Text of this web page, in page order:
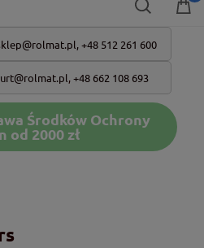
+48 512 261 600
,+48 662 108 693
Środków Ochrony
od 2000 zł